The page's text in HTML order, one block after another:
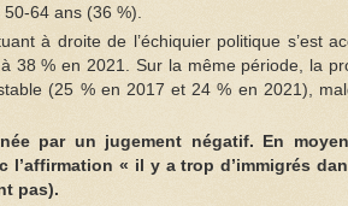
64 ans (36 %).
à droite de l’échiquier politique s’est
38 % en 2021. Sur la même période, la
(25 % en 2017 et 24 % en 2021),
par un jugement négatif. En
l’affirmation « il y a trop d’immigrés
pas).